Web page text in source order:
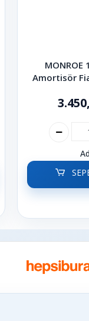
MONROE
Amortisör